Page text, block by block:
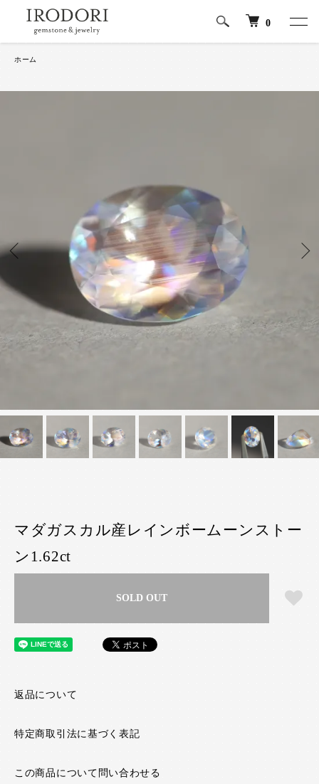
0
ホーム
マダガスカル産レインボームーンストー
ン1.62ct
SOLD OUT
返品について
特定商取引法に基づく表記
この商品について問い合わせる